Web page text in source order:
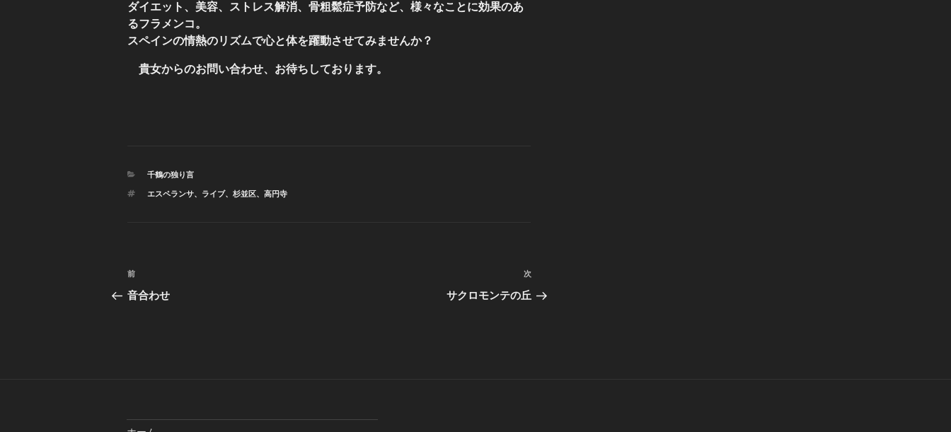
ダイエット、美容、ストレス解消、骨粗鬆症予防など、様々なことに効果のあ
るフラメンコ。
スペインの情熱のリズムで心と体を躍動させてみませんか？
貴女からのお問い合わせ、お待ちしております。
カ
ゴ
千鶴の独り言
タ
エスペランサ、 ライブ、 杉並区、 高円寺
投
稿
シ
前
の
前
音合わせ
次
の
次
サクロモンテの丘